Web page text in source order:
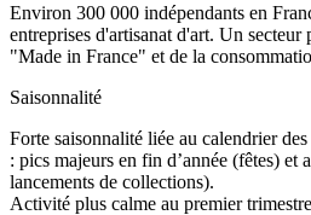
Environ 300 000 indépendants en
entreprises d'artisanat d'art. Un secteur
"Made in France" et de la
Saisonnalité
Forte saisonnalité liée au calendrier
: pics majeurs en fin d’année (fêtes) et
lancements de collections).
Activité plus calme au premier